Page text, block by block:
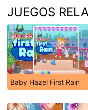
JUEGOS
Baby Hazel First Rain